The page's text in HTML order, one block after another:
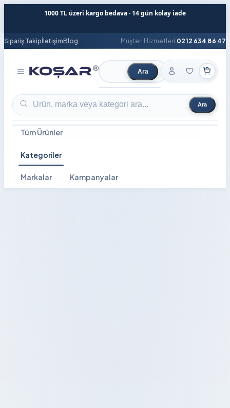
1000 TL üzeri kargo bedava · 14 gün kolay iade
Sipariş TakipİletişimBlog Müşteri Hizmetleri:0212 634 86 47
Ürün ara Ara
Ürün ara Ara
Tüm Ürünler
Kategoriler
Markalar Kampanyalar